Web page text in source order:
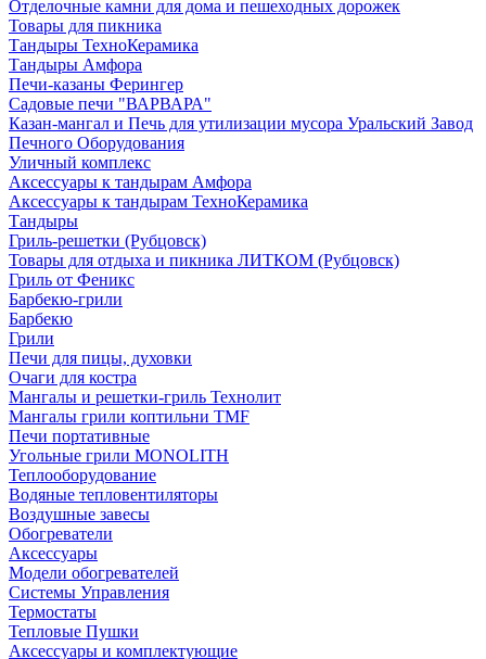
Отделочные камни для дома и пешеходных дорожек
Товары для пикника
Тандыры ТехноКерамика
Тандыры Амфора
Печи-казаны Ферингер
Садовые печи "ВАРВАРА"
Казан-мангал и Печь для утилизации мусора Уральский Завод
Печного Оборудования
Уличный комплекс
Аксессуары к тандырам Амфора
Аксессуары к тандырам ТехноКерамика
Тандыры
Гриль-решетки (Рубцовск)
Товары для отдыха и пикника ЛИТКОМ (Рубцовск)
Гриль от Феникс
Барбекю-грили
Барбекю
Грили
Печи для пицы, духовки
Очаги для костра
Мангалы и решетки-гриль Технолит
Мангалы грили коптильни TMF
Печи портативные
Угольные грили MONOLITH
Теплооборудование
Водяные тепловентиляторы
Воздушные завесы
Обогреватели
Аксессуары
Модели обогревателей
Системы Управления
Термостаты
Тепловые Пушки
Аксессуары и комплектующие